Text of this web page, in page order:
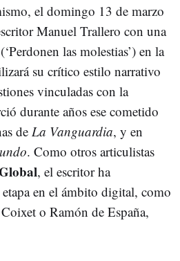
el domingo 13 de marzo
Manuel Trallero con una
las molestias’) en la
su crítico estilo narrativo
vinculadas con la
durante años ese cometido
deLa Vanguardia, y en
. Como otros articulistas
, el escritor ha
en el ámbito digital, como
o Ramón de España,